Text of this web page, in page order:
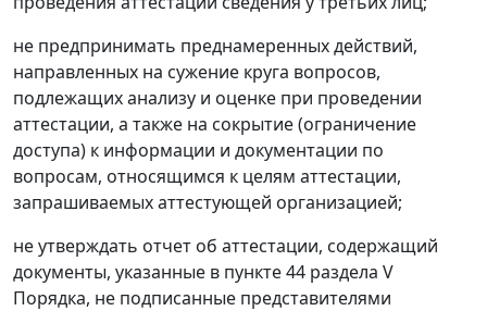
не предпринимать преднамеренных действий,
направленных на сужение круга вопросов,
подлежащих анализу и оценке при проведении
аттестации, а также на сокрытие (ограничение
доступа) к информации и документации по
вопросам, относящимся к целям аттестации,
запрашиваемых аттестующей организацией;
не утверждать отчет об аттестации, содержащий
документы, указанные в пункте 44 раздела V
Порядка, не подписанные представителями